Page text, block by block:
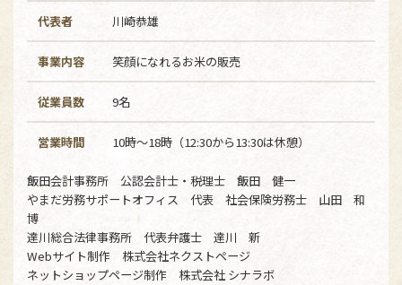
代表者 川崎恭雄
事業内容 笑顔になれるお米の販売
従業員数 9名
営業時間 10時～18時（12:30から13:30は休憩）
飯田会計事務所 公認会計士・税理士 飯田 健一
やまだ労務サポートオフィス 代表 社会保険労務士 山田 和
博
達川総合法律事務所 代表弁護士 達川 新
Webサイト制作 株式会社ネクストページ
ネットショップページ制作 株式会社 シナラボ